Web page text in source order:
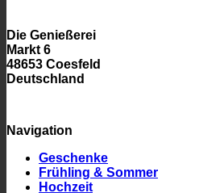
Die Genießerei
Markt 6
48653 Coesfeld
Deutschland
Navigation
Geschenke
Frühling & Sommer
Hochzeit